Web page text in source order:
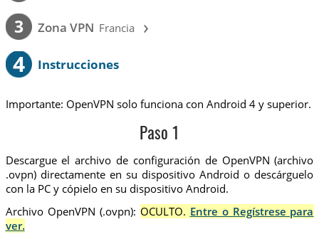
3 Zona VPN Francia ›
4 Instrucciones
Importante: OpenVPN solo funciona con Android 4 y superior.
Paso 1
Descargue el archivo de configuración de OpenVPN (archivo
.ovpn) directamente en su dispositivo Android o descárguelo
con la PC y cópielo en su dispositivo Android.
Archivo OpenVPN (.ovpn): OCULTO. Entre o Regístrese para
ver.